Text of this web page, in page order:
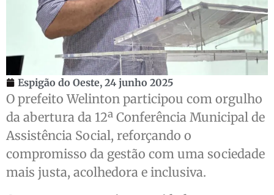
Espigão do Oeste, 24 junho 2025
O prefeito Welinton participou com orgulho
da abertura da 12ª Conferência Municipal de
Assistência Social, reforçando o
compromisso da gestão com uma sociedade
mais justa, acolhedora e inclusiva.